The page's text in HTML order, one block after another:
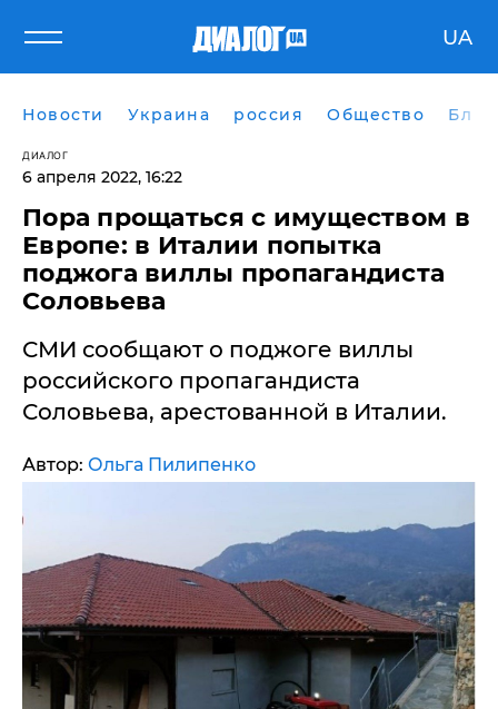
UA
Новости Украина россия Общество
ДИАЛОГ
6 апреля 2022, 16:22
Пора прощаться с имуществом в
Европе: в Италии попытка
поджога виллы пропагандиста
Соловьева
СМИ сообщают о поджоге виллы
российского пропагандиста
Соловьева, арестованной в Италии.
Автор: Ольга Пилипенко